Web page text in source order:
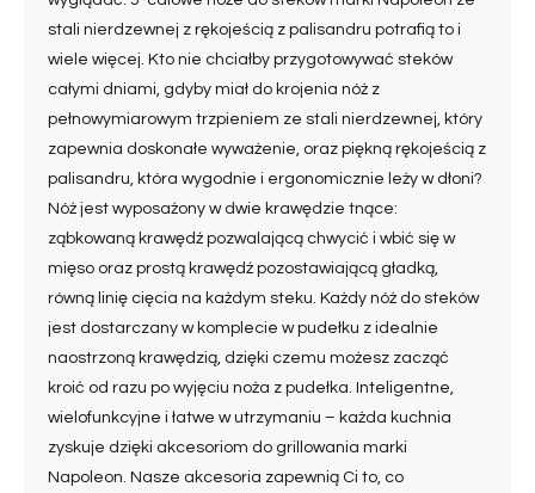
stali nierdzewnej z rękojeścią z palisandru potrafią to i
wiele więcej. Kto nie chciałby przygotowywać steków
całymi dniami, gdyby miał do krojenia nóż z
pełnowymiarowym trzpieniem ze stali nierdzewnej, który
zapewnia doskonałe wyważenie, oraz piękną rękojeścią z
palisandru, która wygodnie i ergonomicznie leży w dłoni?
Nóż jest wyposażony w dwie krawędzie tnące:
ząbkowaną krawędź pozwalającą chwycić i wbić się w
mięso oraz prostą krawędź pozostawiającą gładką,
równą linię cięcia na każdym steku. Każdy nóż do steków
jest dostarczany w komplecie w pudełku z idealnie
naostrzoną krawędzią, dzięki czemu możesz zacząć
kroić od razu po wyjęciu noża z pudełka. Inteligentne,
wielofunkcyjne i łatwe w utrzymaniu – każda kuchnia
zyskuje dzięki akcesoriom do grillowania marki
Napoleon. Nasze akcesoria zapewnią Ci to, co